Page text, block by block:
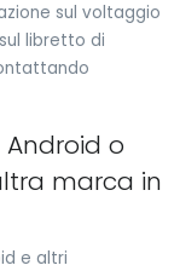
sul voltaggio
libretto di
Android o
marca in
e altri